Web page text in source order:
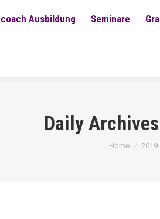
Ausbildung Seminare
Daily
You are here:
Home 2019